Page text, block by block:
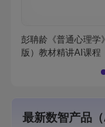
彭聃龄《普通心理学
版）教材精讲AI课程
最新数智产品